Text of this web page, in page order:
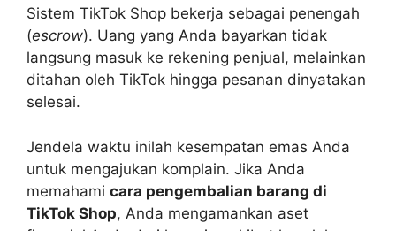
Sistem TikTok Shop bekerja sebagai penengah
(escrow). Uang yang Anda bayarkan tidak
langsung masuk ke rekening penjual, melainkan
ditahan oleh TikTok hingga pesanan dinyatakan
selesai.
Jendela waktu inilah kesempatan emas Anda
untuk mengajukan komplain. Jika Anda
memahami cara pengembalian barang di
TikTok Shop, Anda mengamankan aset